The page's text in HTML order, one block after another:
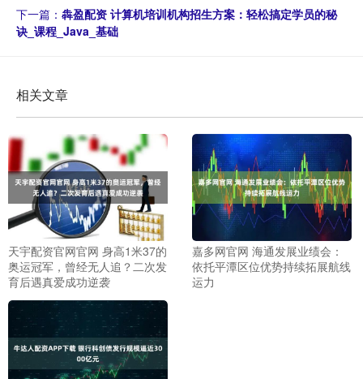
下一篇： 犇盈配资 计算机培训机构招生方案：轻松搞定学员的秘
诀_课程_Java_基础
相关文章
天宇配资官网官网 身高1米37的
奥运冠军，曾经无人追？二次发
育后遇真爱成功逆袭
嘉多网官网 海通发展业绩会：
依托平潭区位优势持续拓展航线
运力